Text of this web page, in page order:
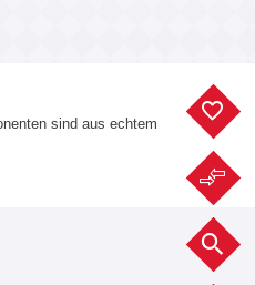
sind aus echtem